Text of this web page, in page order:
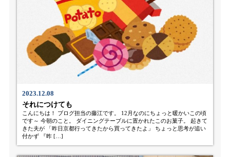
2023.12.08
それにつけても
こんにちは！ ブログ担当の藤江です。 12月なのにちょっと暖かいこの頃
です～ 今朝のこと。 ダイニングテーブルに置かれたこのお菓子。 起きて
きた夫が 「昨日京都行ってきたから買ってきたよ」 ちょっと思考が追い
付かず 『昨 […]